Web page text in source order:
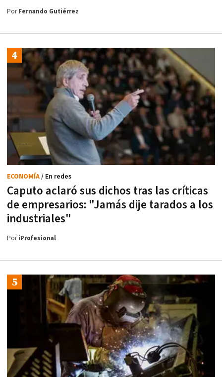
PorFernando Gutiérrez
Caputo aclaró sus dichos tras las críticas
de empresarios: "Jamás dije tarados a los
industriales"
ECONOMÍA/ En redes
PoriProfesional